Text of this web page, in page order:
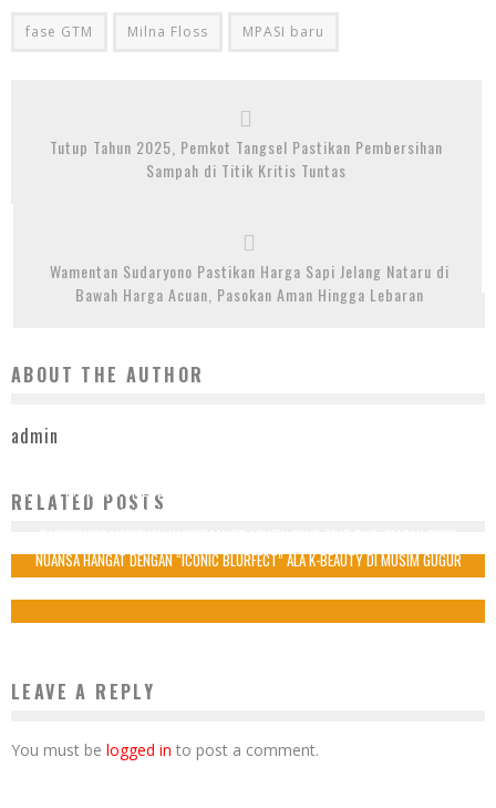
fase GTM Milna Floss MPASI baru
Tutup Tahun 2025, Pemkot Tangsel Pastikan Pembersihan
Sampah di Titik Kritis Tuntas
Wamentan Sudaryono Pastikan Harga Sapi Jelang Nataru di
Bawah Harga Acuan, Pasokan Aman Hingga Lebaran
ABOUT THE AUTHOR
admin
RELATED POSTS
TURUT RAMAIKAN PIALA DUNIA 2022 QATAR, IOH SIAPKAN PAKET KHUSUS NONTON
PERTANDINGAN BOLA PERSEMBAHAN IM3 DAN TRI
NUANSA HANGAT DENGAN “ICONIC BLURFECT” ALA K-BEAUTY DI MUSIM GUGUR
LEAVE A REPLY
You must be logged in to post a comment.